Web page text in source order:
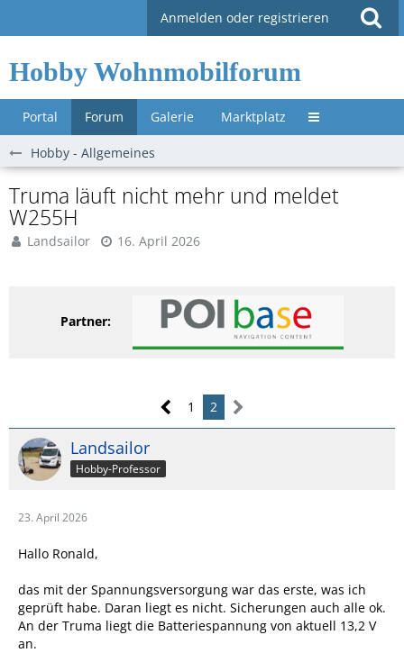
Anmelden oder registrieren
Hobby Wohnmobilforum
Portal Forum Galerie Marktplatz Untermenü »
Hobby - Allgemeines
Truma läuft nicht mehr und meldet
W255H
Landsailor 16. April 2026
Partner:
1 2
Landsailor
Hobby-Professor
23. April 2026
Hallo Ronald,
das mit der Spannungsversorgung war das erste, was ich
geprüft habe. Daran liegt es nicht. Sicherungen auch alle ok.
An der Truma liegt die Batteriespannung von aktuell 13,2 V
an.